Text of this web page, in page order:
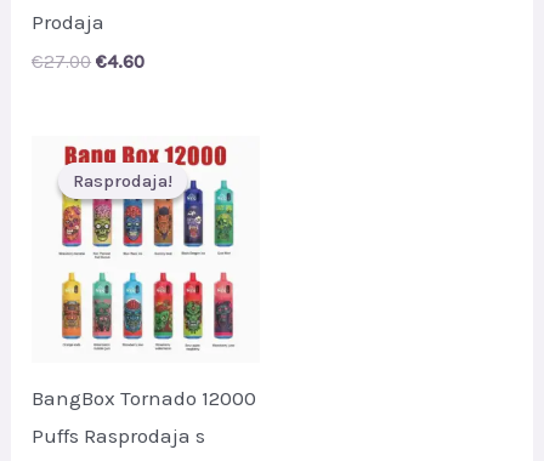
Prodaja
€27.00 Original
€4.60Current
Rasprodaja!
Rasprodaja!
BangBox Tornado 12000
Puffs Rasprodaja s